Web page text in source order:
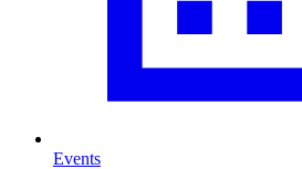
Events